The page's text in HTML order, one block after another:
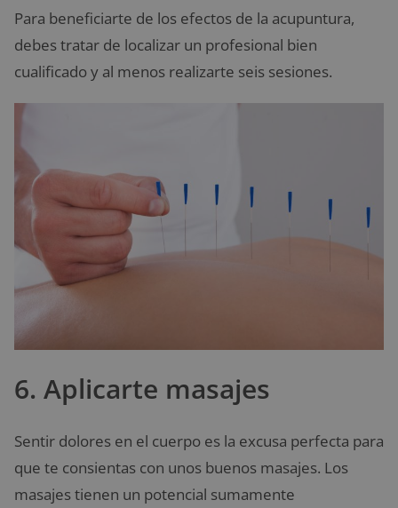
Para beneficiarte de los efectos de la acupuntura,
debes tratar de localizar un profesional bien
cualificado y al menos realizarte seis sesiones.
6. Aplicarte masajes
Sentir dolores en el cuerpo es la excusa perfecta para
que te consientas con unos buenos masajes. Los
masajes tienen un potencial sumamente